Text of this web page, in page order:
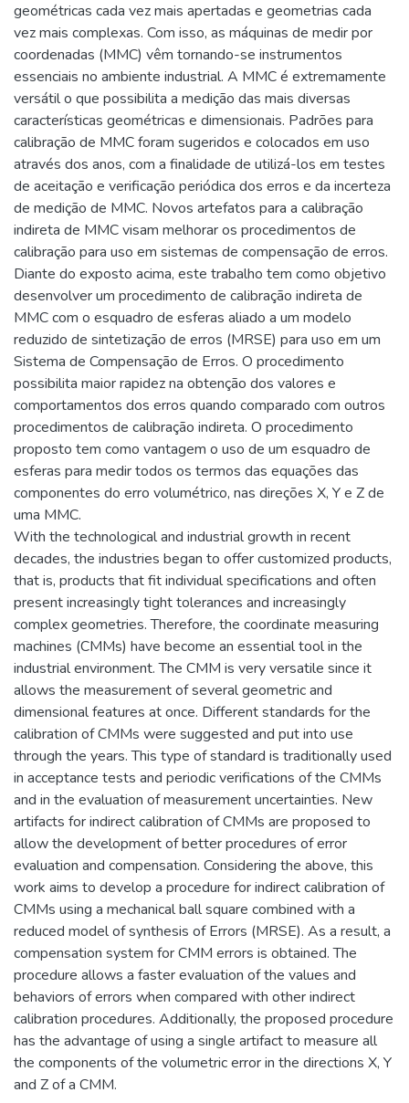
geométricas cada vez mais apertadas e geometrias cada
vez mais complexas. Com isso, as máquinas de medir por
coordenadas (MMC) vêm tornando-se instrumentos
essenciais no ambiente industrial. A MMC é extremamente
versátil o que possibilita a medição das mais diversas
características geométricas e dimensionais. Padrões para
calibração de MMC foram sugeridos e colocados em uso
através dos anos, com a finalidade de utilizá-los em testes
de aceitação e verificação periódica dos erros e da incerteza
de medição de MMC. Novos artefatos para a calibração
indireta de MMC visam melhorar os procedimentos de
calibração para uso em sistemas de compensação de erros.
Diante do exposto acima, este trabalho tem como objetivo
desenvolver um procedimento de calibração indireta de
MMC com o esquadro de esferas aliado a um modelo
reduzido de sintetização de erros (MRSE) para uso em um
Sistema de Compensação de Erros. O procedimento
possibilita maior rapidez na obtenção dos valores e
comportamentos dos erros quando comparado com outros
procedimentos de calibração indireta. O procedimento
proposto tem como vantagem o uso de um esquadro de
esferas para medir todos os termos das equações das
componentes do erro volumétrico, nas direções X, Y e Z de
uma MMC.
With the technological and industrial growth in recent
decades, the industries began to offer customized products,
that is, products that fit individual specifications and often
present increasingly tight tolerances and increasingly
complex geometries. Therefore, the coordinate measuring
machines (CMMs) have become an essential tool in the
industrial environment. The CMM is very versatile since it
allows the measurement of several geometric and
dimensional features at once. Different standards for the
calibration of CMMs were suggested and put into use
through the years. This type of standard is traditionally used
in acceptance tests and periodic verifications of the CMMs
and in the evaluation of measurement uncertainties. New
artifacts for indirect calibration of CMMs are proposed to
allow the development of better procedures of error
evaluation and compensation. Considering the above, this
work aims to develop a procedure for indirect calibration of
CMMs using a mechanical ball square combined with a
reduced model of synthesis of Errors (MRSE). As a result, a
compensation system for CMM errors is obtained. The
procedure allows a faster evaluation of the values and
behaviors of errors when compared with other indirect
calibration procedures. Additionally, the proposed procedure
has the advantage of using a single artifact to measure all
the components of the volumetric error in the directions X, Y
and Z of a CMM.